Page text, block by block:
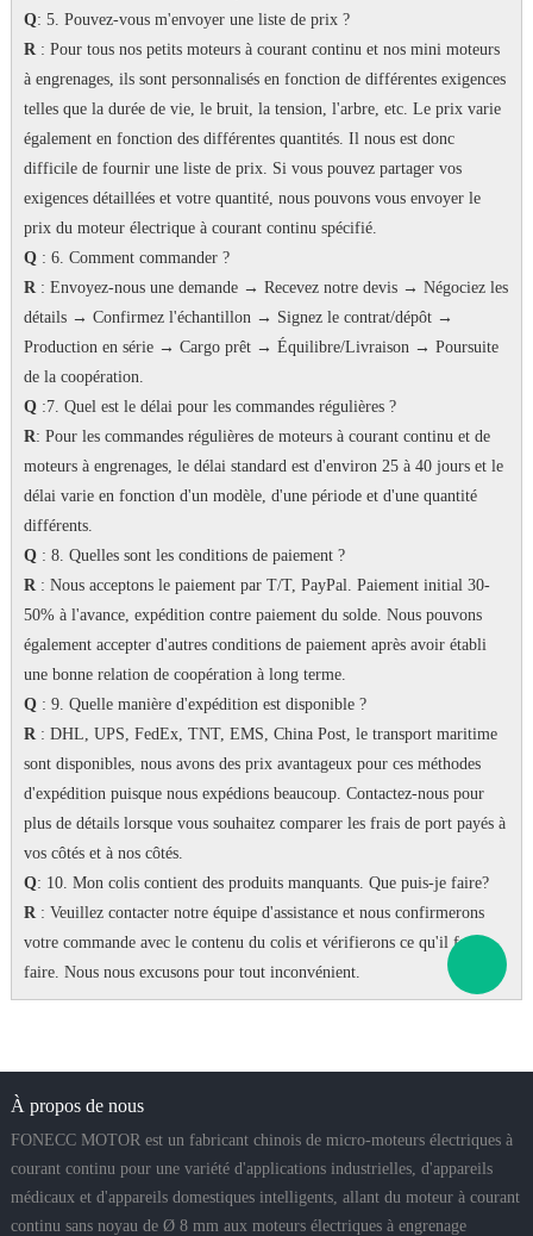
Q: 5. Pouvez-vous m'envoyer une liste de prix ?
R : Pour tous nos petits moteurs à courant continu et nos mini moteurs
à engrenages, ils sont personnalisés en fonction de différentes exigences
telles que la durée de vie, le bruit, la tension, l'arbre, etc. Le prix varie
également en fonction des différentes quantités. Il nous est donc
difficile de fournir une liste de prix. Si vous pouvez partager vos
exigences détaillées et votre quantité, nous pouvons vous envoyer le
prix du moteur électrique à courant continu spécifié.
Q: 6. Comment commander ?
R : Envoyez-nous une demande → Recevez notre devis → Négociez les
détails → Confirmez l'échantillon → Signez le contrat/dépôt →
Production en série → Cargo prêt → Équilibre/Livraison → Poursuite
de la coopération.
Q:7. Quel est le délai pour les commandes régulières ?
R: Pour les commandes régulières de moteurs à courant continu et de
moteurs à engrenages, le délai standard est d'environ 25 à 40 jours et le
délai varie en fonction d'un modèle, d'une période et d'une quantité
différents.
Q: 8. Quelles sont les conditions de paiement ?
R : Nous acceptons le paiement par T/T, PayPal. Paiement initial 30-
50% à l'avance, expédition contre paiement du solde. Nous pouvons
également accepter d'autres conditions de paiement après avoir établi
une bonne relation de coopération à long terme.
Q: 9. Quelle manière d'expédition est disponible ?
R : DHL, UPS, FedEx, TNT, EMS, China Post, le transport maritime
sont disponibles, nous avons des prix avantageux pour ces méthodes
d'expédition puisque nous expédions beaucoup. Contactez-nous pour
plus de détails lorsque vous souhaitez comparer les frais de port payés à
vos côtés et à nos côtés.
Q: 10. Mon colis contient des produits manquants. Que puis-je faire?
R : Veuillez contacter notre équipe d'assistance et nous confirmerons
votre commande avec le contenu du colis et vérifierons ce qu'il faut
faire. Nous nous excusons pour tout inconvénient.
À propos de nous
FONECC MOTOR est un fabricant chinois de micro-moteurs électriques à
courant continu pour une variété d'applications industrielles, d'appareils
médicaux et d'appareils domestiques intelligents, allant du moteur à courant
continu sans noyau de Ø 8 mm aux moteurs électriques à engrenage